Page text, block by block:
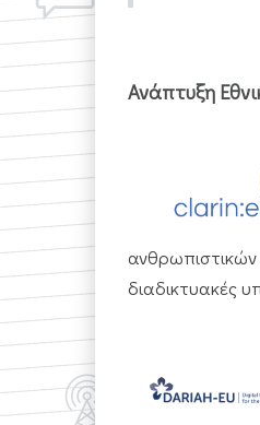
Ανάπτυξη
διαδικτυακές